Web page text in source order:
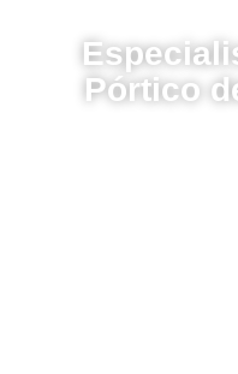
Pórtico